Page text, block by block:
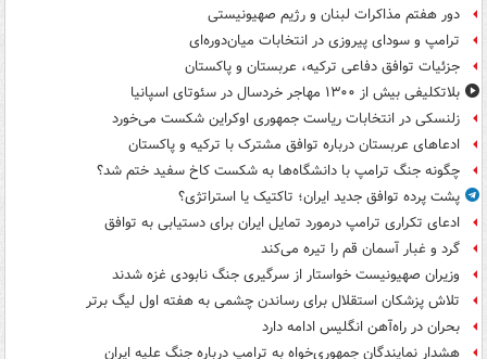
دور هفتم مذاکرات لبنان و رژیم صهیونیستی
ترامپ و سودای پیروزی در انتخابات میان‌دوره‌ای
جزئیات توافق دفاعی ترکیه، عربستان و پاکستان
بلاتکلیفی بیش از ۱۳۰۰ مهاجر خردسال در سئوتای اسپانیا
زلنسکی در انتخابات ریاست جمهوری اوکراین شکست می‌خورد
ادعاهای عربستان درباره توافق مشترک با ترکیه و پاکستان
چگونه جنگ ترامپ با دانشگاه‌ها به شکست کاخ سفید ختم شد؟
پشت پرده توافق جدید ایران؛ تاکتیک یا استراتژی؟
ادعای تکراری ترامپ درمورد تمایل ایران برای دستیابی به توافق
گرد و غبار آسمان قم را تیره می‌کند
وزیران صهیونیست خواستار از سرگیری جنگ نابودی غزه شدند
تلاش پزشکان استقلال برای رساندن چشمی به هفته اول لیگ برتر
بحران در راه‌آهن انگلیس ادامه دارد
هشدار نمایندگان جمهوری‌خواه به ترامپ درباره جنگ علیه ایران